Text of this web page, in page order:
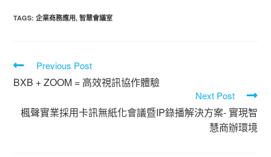
TAGS:企業商務應用, 智慧會議室
Previous Post
BXB + ZOOM = 高效視訊協作體驗
Next Post
楓聲實業採用卡訊無紙化會議暨IP錄播解決方案- 實現智
慧商辦環境